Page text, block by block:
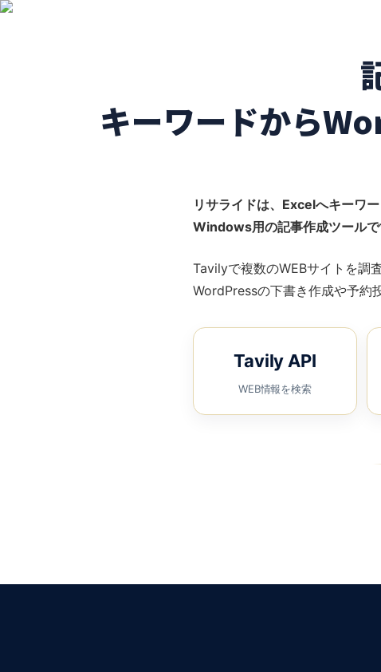
AI記事作成自動化ツール「リサライド」
キーワードから
リサライドは、Excelへキーワ
Windows用の記事作成ツールで
Tavilyで複数のWEBサイトを調
WordPressの下書き作成や予約
Tavily API
WEB情報を検索